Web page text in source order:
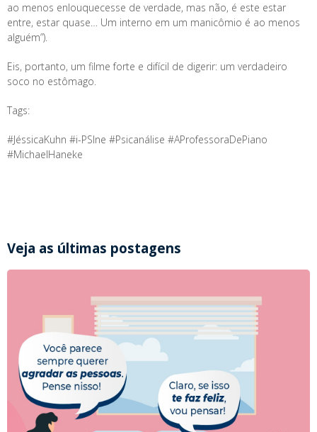
ao menos enlouquecesse de verdade, mas não, é este estar
entre, estar quase… Um interno em um manicômio é ao menos
alguém”).
Eis, portanto, um filme forte e difícil de digerir: um verdadeiro
soco no estômago.
Tags:
#JéssicaKuhn #i-PSIne #Psicanálise #AProfessoraDePiano
#MichaelHaneke
Veja as últimas postagens